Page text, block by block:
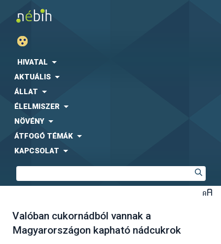
HIVATAL
AKTUÁLIS
ÁLLAT
ÉLELMISZER
NÖVÉNY
ÁTFOGÓ TÉMÁK
KAPCSOLAT
Valóban cukornádból vannak a
Magyarországon kapható nádcukrok